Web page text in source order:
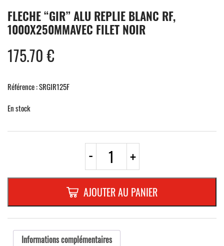
FLECHE “GIR” ALU REPLIE BLANC RF,
1000X250MMAVEC FILET NOIR
175.70€
Référence : SRGIR125F
En stock
- quantité
FLECHE
"GIR"
ALU
REPLIE
BLANC
RF,
1000x250mmAVEC
FILET
+
AJOUTER AU PANIER
Informations complémentaires